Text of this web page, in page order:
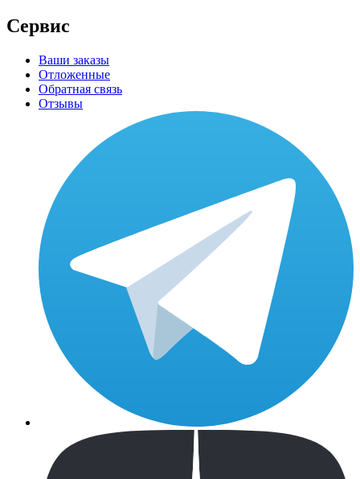
Сервис
Ваши заказы
Отложенные
Обратная связь
Отзывы